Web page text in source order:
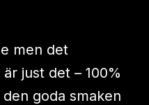
men det
just det – 100%
goda smaken